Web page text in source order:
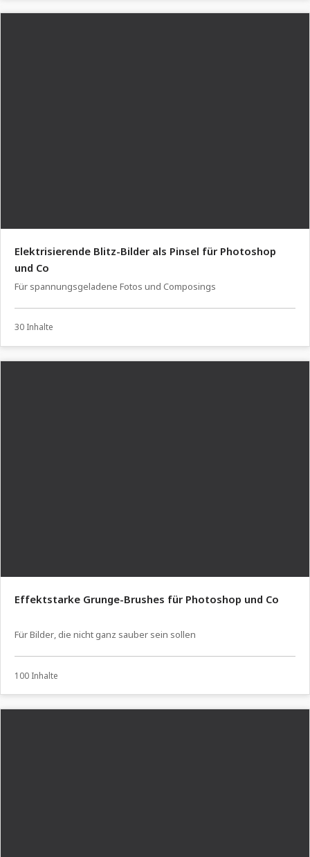
Elektrisierende Blitz-Bilder als Pinsel für Photoshop
und Co
Für spannungsgeladene Fotos und Composings
30 Inhalte
Effektstarke Grunge-Brushes für Photoshop und Co
Für Bilder, die nicht ganz sauber sein sollen
100 Inhalte